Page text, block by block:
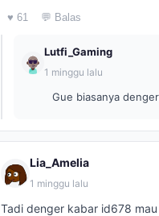
♥ 61 💬 Balas
Lutfi_Gaming
1 minggu lalu
Gue biasanya
Lia_Amelia
1 minggu lalu
Tadi denger kabar id678